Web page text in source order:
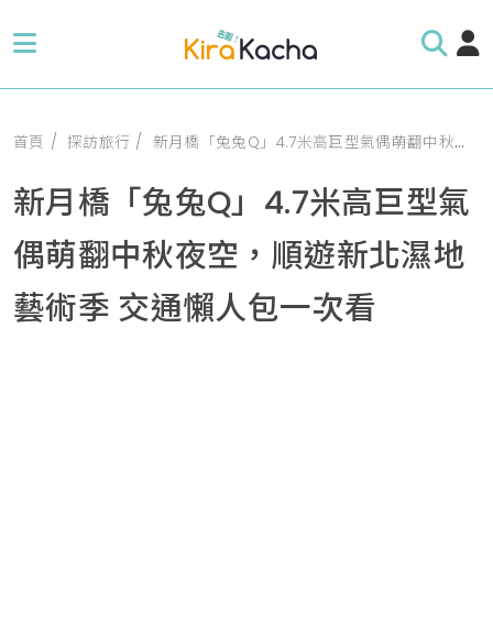
首頁 探訪旅行 新月橋「兔兔Q」4.7米高巨型氣偶萌翻中秋夜空，順遊新北濕地藝術季 交通懶人包一次看
新月橋「兔兔Q」4.7米高巨型氣
偶萌翻中秋夜空，順遊新北濕地
藝術季 交通懶人包一次看